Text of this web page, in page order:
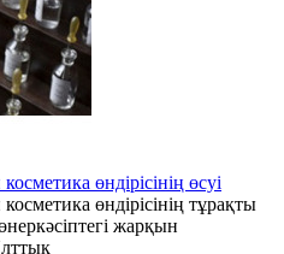
өндірісінің өсуі
өндірісінің тұрақты
жарқын